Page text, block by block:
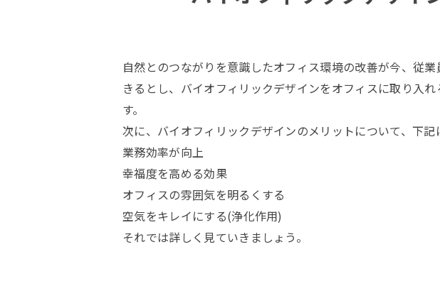
自然とのつながりを意識したオフィス環境の改善が今、従
きるとし、バイオフィリックデザインをオフィスに取り入れ
す。
次に、バイオフィリックデザインのメリットについて、下記
業務効率が向上
幸福度を高める効果
オフィスの雰囲気を明るくする
空気をキレイにする(浄化作用)
それでは詳しく見ていきましょう。